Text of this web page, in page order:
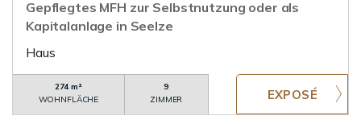
Gepflegtes MFH zur Selbstnutzung oder als
Kapitalanlage in Seelze
Haus
274 m²
WOHNFLÄCHE
9
ZIMMER